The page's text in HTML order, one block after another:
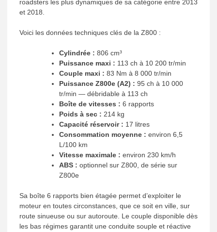
roadsters les plus dynamiques de sa catégorie entre 2013
et 2018.
Voici les données techniques clés de la Z800 :
Cylindrée : 806 cm³
Puissance maxi : 113 ch à 10 200 tr/min
Couple maxi : 83 Nm à 8 000 tr/min
Puissance Z800e (A2) : 95 ch à 10 000
tr/min — débridable à 113 ch
Boîte de vitesses : 6 rapports
Poids à sec : 214 kg
Capacité réservoir : 17 litres
Consommation moyenne : environ 6,5
L/100 km
Vitesse maximale : environ 230 km/h
ABS : optionnel sur Z800, de série sur
Z800e
Sa boîte 6 rapports bien étagée permet d’exploiter le
moteur en toutes circonstances, que ce soit en ville, sur
route sinueuse ou sur autoroute. Le couple disponible dès
les bas régimes garantit une conduite souple et réactive